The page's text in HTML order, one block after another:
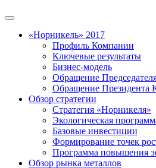
«Норникель» 2017
Профиль Компании
Ключевые результаты
Бизнес-модель
Обращение
Обращение Президента
Обзор стратегии
Стратегия «Норникеля»
Экологическая
Базовые инвестиции
Формирование точек
Программа повышения
Обзор рынка металлов